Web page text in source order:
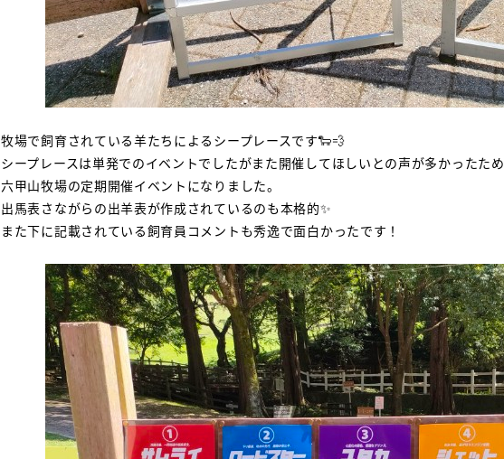
牧場で飼育されている羊たちによるシープレースです🐑💨
シープレースは単発でのイベントでしたがまた開催してほしいとの声が多かったため
六甲山牧場の定期開催イベントになりました。
出馬表さながらの出羊表が作成されているのも本格的✨
また下に記載されている飼育員コメントも秀逸で面白かったです！